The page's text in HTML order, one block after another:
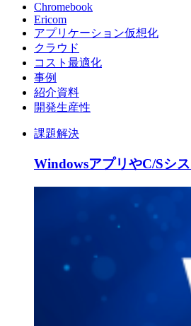
Chromebook
Ericom
アプリケーション仮想化
クラウド
コスト最適化
事例
紹介資料
開発生産性
課題解決
WindowsアプリやC/Sシ